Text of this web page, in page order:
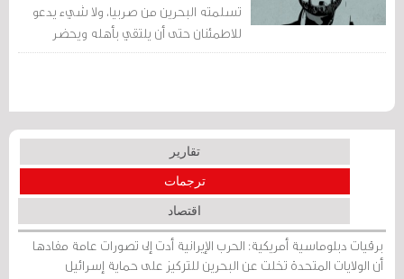
تسلمته البحرين من صربيا، ولا شيء يدعو
للاطمئنان حتى أن يلتقي بأهله ويحضر
محامي جلسات التحقيق معه.
تقارير
ترجمات
اقتصاد
برقيات دبلوماسية أمريكية: الحرب الإيرانية أدت إلى تصورات عامة مفادها
أن الولايات المتحدة تخلت عن البحرين للتركيز على حماية إسرائيل